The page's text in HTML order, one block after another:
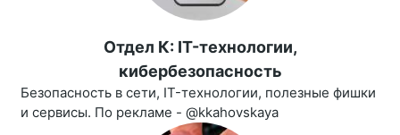
Отдел К: IT-технологии,
кибербезопасность
Безопасность в сети, IT-технологии, полезные фишки
и сервисы. По рекламе - @kkahovskaya